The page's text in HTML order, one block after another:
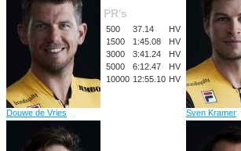
Douwe de Vries
PR's
500 37.14
HV
1500
1:45.08
HV
3000
3:41.24
HV
5000
6:12.47
HV
10000 12:55.10 HV
Sven Kramer